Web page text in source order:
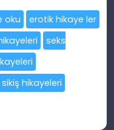
oku
erotik hikaye ler
seks
hikayeleri